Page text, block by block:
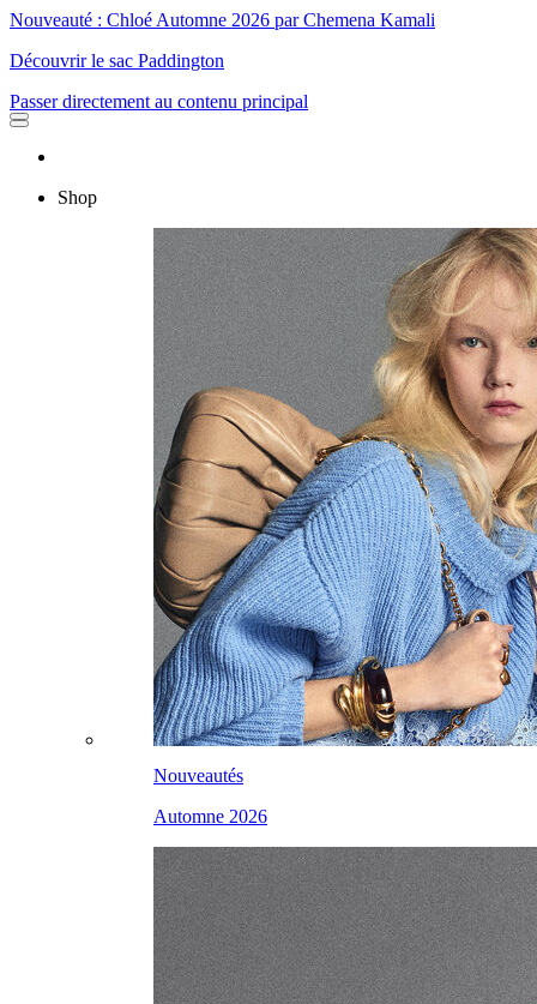
Nouveauté : Chloé Automne 2026 par Chemena Kamali
Découvrir le sac Paddington
Passer directement au contenu principal
Shop
Nouveautés
Automne 2026